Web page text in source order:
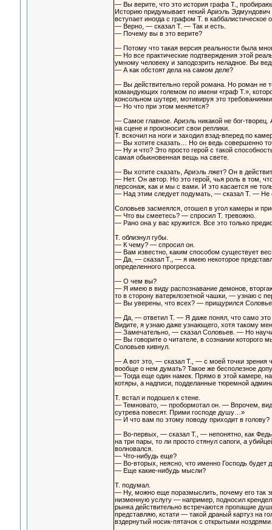
— Вы верите, что это история графа Т.,
Историю придумывает некий Ариэль
вступает иногда с графом Т. в
— Верно, — сказал Т. — Так и есть.
— Почему вы в это верите?
— Потому что такая версия реальности была
— Но все практические подтверждения этой
умному человеку и заподозрить неладное. Вы
— А как обстоят дела на самом деле?
— Вы действительно герой романа. Но роман не
командующих големом по имени «граф Т.»,
консольном шутере, мотивируя это
— Но что при этом меняется?
— Самое главное. Ариэль никакой не бог-
на сцене и произносит свои реплики.
Т. вскочил на ноги и заходил взад-вперед по
— Вы хотите сказать… Но он ведь совершенно
— Ну и что? Это просто герой с такой
самая обыкновенная вещь на свете.
— Вы хотите сказать, Ариэль лжет? Он в
— Нет. Он автор. Но это герой, чья роль в том,
персонаж, как и мы с вами. И это касается не
— Над этим следует подумать, — сказал Т. — Не
Соловьев засмеялся, отошел в угол камеры и
— Что вы смеетесь? — спросил Т. тревожно.
— Рано она у вас кружится. Все это только
Т. облизнул губы.
— К чему? — спросил он.
— Вам известно, каким способом существует
— Да, — сказал Т., — я имею некоторое
определенного прогресса.
— О чем вы?
— Я имею в виду распознавание демонов,
то в сторону ватерклозетной чашки, — узнаю с
— Вы уверены, что всех? — прищурился
— Да, — ответил Т. — Я даже понял, что само это
Видите, я узнаю даже узнающего, хотя такому
— Замечательно, — сказал Соловьев. — Но
— Вы говорите о читателе, в сознании которого
Соловьев кивнул.
— А вот это, — сказал Т., — с моей точки зрения
вообще о нем думать? Такое же бесполезное
— Тогда еще один намек. Прямо в этой камере,
котяры, а надписи, подделанные тюремной
Т. встал и подошел к стене.
— Темновато, — пробормотал он. — Впрочем,
сутрева повесят. Прими господе душу…»
— И что вам по этому поводу приходит в голову?
— Во-первых, — сказал Т., — непонятно, как
на три пары, то ли просто стянул сапоги, а
волновался.
— Что-нибудь еще?
— Во-вторых, неясно, что именно Господь будет
— Еще какие-нибудь мысли?
Т. подумал.
— Ну, можно еще поразмыслить, почему его так
низменную услугу — например, подносил
рынка действительно встречаются пропащие
представляю, кстати — такой драный картуз на
вздернутый носик-пятачок с открытыми